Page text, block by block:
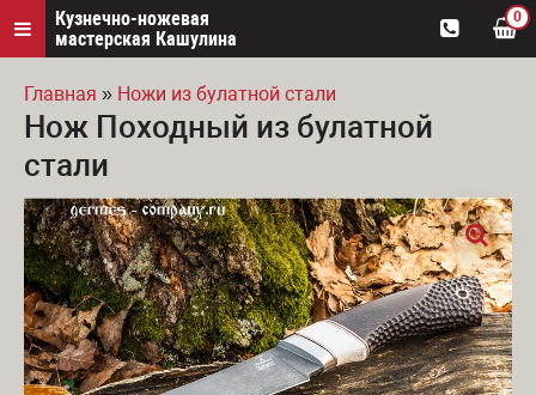
Кузнечно-ножевая
мастерская Кашулина
0
Вы здесь
Главная » Ножи из булатной стали
Нож Походный из булатной
стали